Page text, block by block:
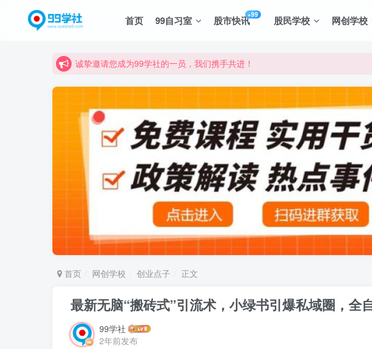
首页 99自习室 股市快讯+99 股民学校 网创学校
诚挚邀请您成为99学社的一员，我们携手共进！
诚挚邀请您成为99学社的一员，我们携手共进！
学习路上不孤独，99学社与你同行！分享全网优质VIP资源，炒股教程、创业
首页 网创学校 创业点子 正文
最新无脑“搬砖式”引流术，小绿书引爆私域圈，全
99学社
2年前发布